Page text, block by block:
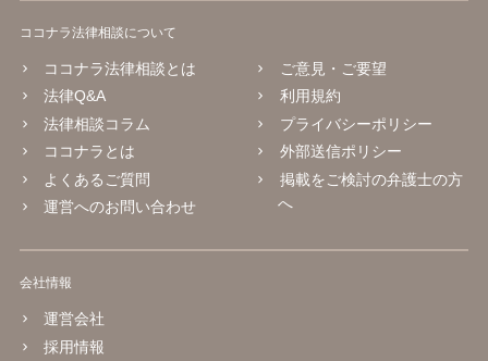
ココナラ法律相談について
ココナラ法律相談とは
法律Q&A
法律相談コラム
ココナラとは
よくあるご質問
運営へのお問い合わせ
ご意見・ご要望
利用規約
プライバシーポリシー
外部送信ポリシー
掲載をご検討の弁護士の方
へ
会社情報
運営会社
採用情報